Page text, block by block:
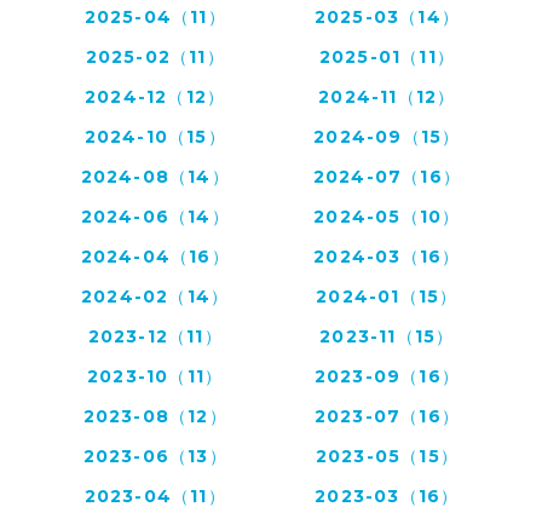
2025-04（11）
2025-03（14）
2025-02（11）
2025-01（11）
2024-12（12）
2024-11（12）
2024-10（15）
2024-09（15）
2024-08（14）
2024-07（16）
2024-06（14）
2024-05（10）
2024-04（16）
2024-03（16）
2024-02（14）
2024-01（15）
2023-12（11）
2023-11（15）
2023-10（11）
2023-09（16）
2023-08（12）
2023-07（16）
2023-06（13）
2023-05（15）
2023-04（11）
2023-03（16）